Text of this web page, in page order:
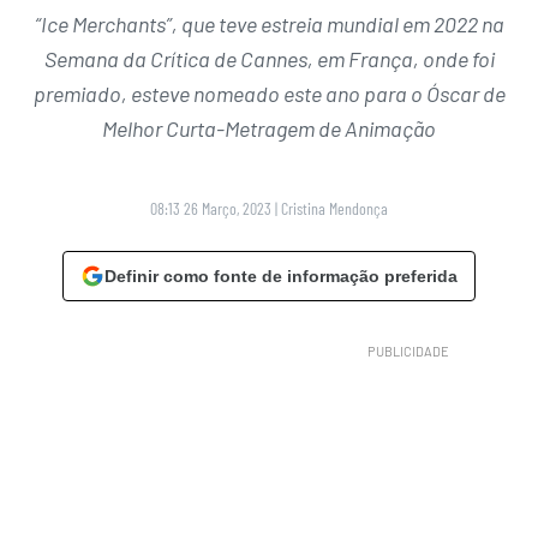
“Ice Merchants”, que teve estreia mundial em 2022 na
Semana da Crítica de Cannes, em França, onde foi
premiado, esteve nomeado este ano para o Óscar de
Melhor Curta-Metragem de Animação
08:13 26 Março, 2023 | Cristina Mendonça
Definir como fonte de informação preferida